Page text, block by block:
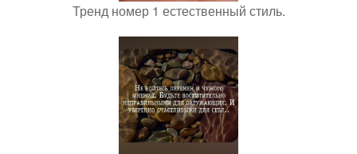
Тренд номер 1 естественный стиль.